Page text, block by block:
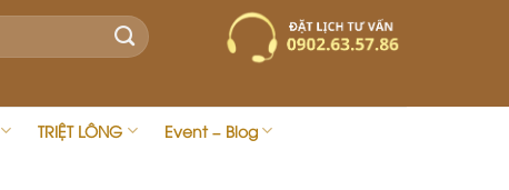
TRIỆT LÔNG Event – Blog